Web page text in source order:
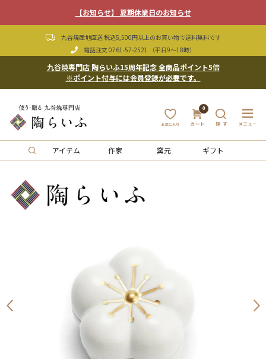
【お知らせ】 夏期休業日のお知らせ
九谷焼産地直送 税込5,500円以上のお買い物で送料無料です
電話注文 0761-57-2521 （平日9〜18時）
九谷焼専門店 陶らいふ15周年記念 全商品ポイント5倍
※ポイント付与には会員登録が必要です。
0
アイテム 作家 窯元 ギフト